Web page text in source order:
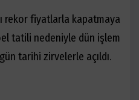
rekor fiyatlarla kapatmaya
tatili nedeniyle dün işlem
tarihi zirvelerle açıldı.